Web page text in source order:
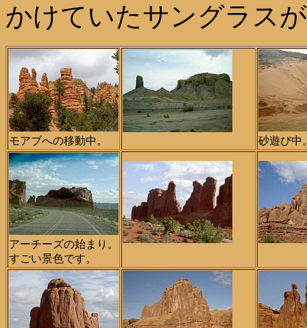
かけていたサングラス
モアブへの移動中。 砂遊び中
アーチーズの始まり。
すごい景色です。